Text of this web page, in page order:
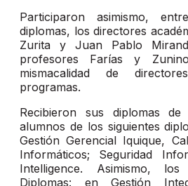
Participaron asimismo,
diplomas, los directores
Zurita y Juan Pablo
profesores Farías y
mismacalidad de
programas.
Recibieron sus diplomas de
alumnos de los siguientes
Gestión Gerencial Iquique,
Informáticos; Seguridad
Intelligence. Asimismo,
Diplomas: en Gestión